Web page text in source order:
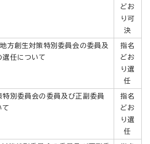
どお
り可
決
方創生対策特別委員会の委員及
選任について
指名
どお
り選
任
特別委員会の委員及び正副委員
て
指名
どお
り選
任